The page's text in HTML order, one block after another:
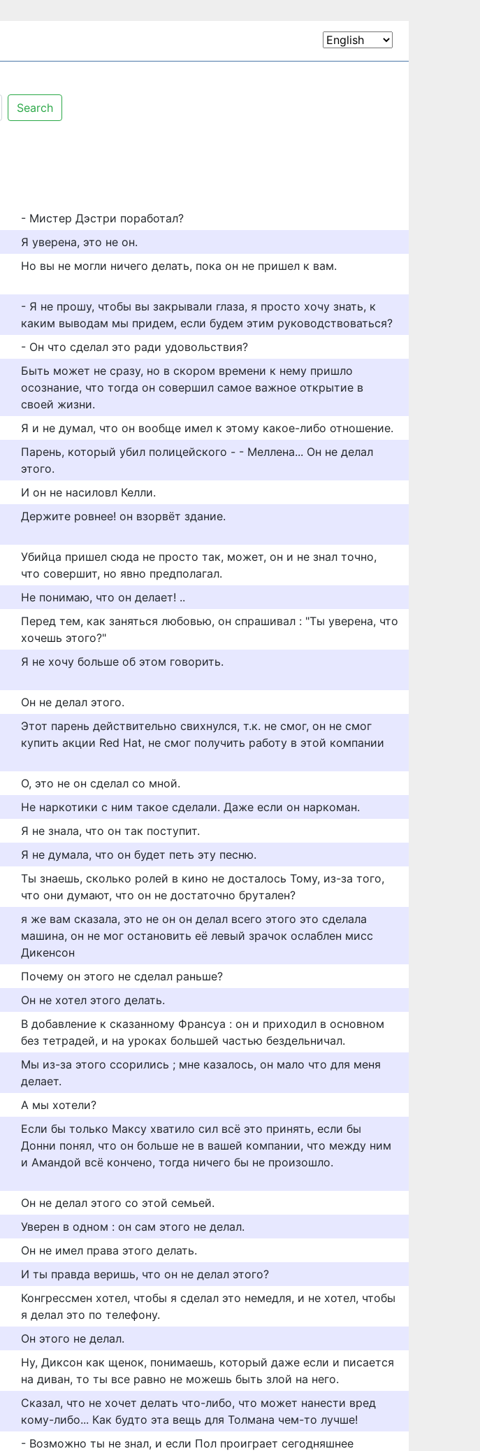
Search
- Мистер Дэстри поработал?
Я уверена, это не он.
Но вы не могли ничего делать, пока он не пришел к вам.
- Я не прошу, чтобы вы закрывали глаза, я просто хочу знать, к
каким выводам мы придем, если будем этим руководствоваться?
- Он что сделал это ради удовольствия?
Быть может не сразу, но в скором времени к нему пришло
осознание, что тогда он совершил самое важное открытие в
своей жизни.
Я и не думал, что он вообще имел к этому какое-либо отношение.
Парень, который убил полицейского - - Меллена... Он не делал
этого.
И он не насиловл Келли.
Держите ровнее! он взорвёт здание.
Убийца пришел сюда не просто так, может, он и не знал точно,
что совершит, но явно предполагал.
Не понимаю, что он делает! ..
Перед тем, как заняться любовью, он спрашивал : "Ты уверена, что
хочешь этого?"
Я не хочу больше об этом говорить.
Он не делал этого.
Этот парень действительно свихнулся, т.к. не смог, он не смог
купить акции Red Hat, не смог получить работу в этой компании
О, это не он сделал со мной.
Не наркотики с ним такое сделали. Даже если он наркоман.
Я не знала, что он так поступит.
Я не думала, что он будет петь эту песню.
Ты знаешь, сколько ролей в кино не досталось Тому, из-за того,
что они думают, что он не достаточно брутален?
я же вам сказала, это не он он делал всего этого это сделала
машина, он не мог остановить её левый зрачок ослаблен мисс
Дикенсон
Почему он этого не сделал раньше?
Он не хотел этого делать.
В добавление к сказанному Франсуа : он и приходил в основном
без тетрадей, и на уроках большей частью бездельничал.
Мы из-за этого ссорились ; мне казалось, он мало что для меня
делает.
А мы хотели?
Если бы только Максу хватило сил всё это принять, если бы
Донни понял, что он больше не в вашей компании, что между ним
и Амандой всё кончено, тогда ничего бы не произошло.
Он не делал этого со этой семьей.
Уверен в одном : он сам этого не делал.
Он не имел права этого делать.
И ты правда веришь, что он не делал этого?
Конгрессмен хотел, чтобы я сделал это немедля, и не хотел, чтобы
я делал это по телефону.
Он этого не делал.
Ну, Диксон как щенок, понимаешь, который даже если и писается
на диван, то ты все равно не можешь быть злой на него.
Сказал, что не хочет делать что-либо, что может нанести вред
кому-либо... Как будто эта вещь для Толмана чем-то лучше!
- Возможно ты не знал, и если Пол проиграет сегодняшнее